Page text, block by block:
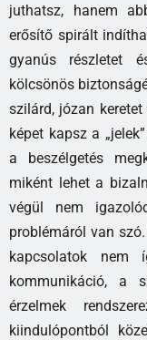
juthatsz, hanem
erősítő spirált
gyanús részletet
kölcsönös
szilárd, józan
képet kapsz a
a beszélgetés
miként lehet a
végül nem
problémáról van
kapcsolatok nem
kommunikáció, a
érzelmek
kiindulópontból